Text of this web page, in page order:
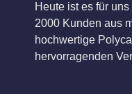
Heute ist es für
2000 Kunden aus
hochwertige
hervorragenden